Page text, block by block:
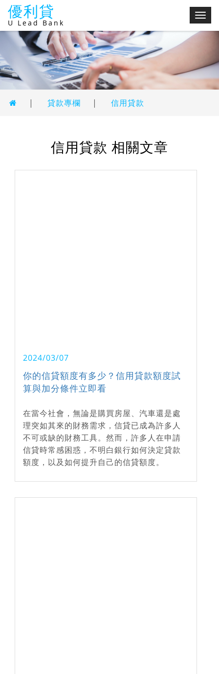
切
優利貸
U Lead Bank
| 貸款專欄 | 信用貸款
信用貸款 相關文章
2024/03/07
你的信貸額度有多少？信用貸款額度試
算與加分條件立即看
在當今社會，無論是購買房屋、汽車還是處
理突如其來的財務需求，信貸已成為許多人
不可或缺的財務工具。然而，許多人在申請
信貸時常感困惑，不明白銀行如何決定貸款
額度，以及如何提升自己的信貸額度。